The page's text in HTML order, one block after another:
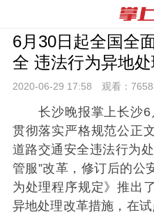
6月30日起全国全
全 违法行为异地处
2020-06-29 17:58 观看：
长沙晚报掌上长沙6
贯彻落实严格规范公正
道路交通安全违法行为
管服”改革，修订后的公
为处理程序规定》推出
异地处理改革措施，在